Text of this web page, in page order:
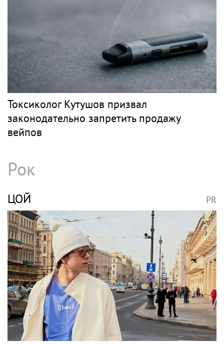
Токсиколог Кутушов призвал
законодательно запретить продажу
вейпов
Рок
ЦОЙ PR